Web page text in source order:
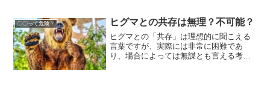
スク:...
〇〇って危険？ ヒグマとの共存は無理？不可能？
ヒグマとの「共存」は理想的に聞こえる
言葉ですが、実際には非常に困難であ
り、場合によっては無謀とも言える考え